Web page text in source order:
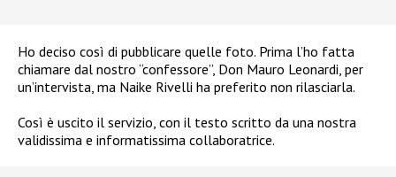
Ho deciso così di pubblicare quelle foto. Prima l’ho fatta
chiamare dal nostro “confessore”, Don Mauro Leonardi, per
un’intervista, ma Naike Rivelli ha preferito non rilasciarla.
Così è uscito il servizio, con il testo scritto da una nostra
validissima e informatissima collaboratrice.